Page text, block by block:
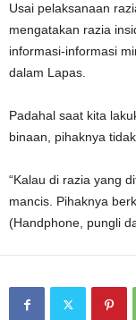
Usai pelaksanaan
mengatakan razia
informasi-informasi
dalam Lapas.
Padahal saat kita
binaan, pihaknya
“Kalau di razia yang
mancis. Pihaknya
(Handphone, pungli